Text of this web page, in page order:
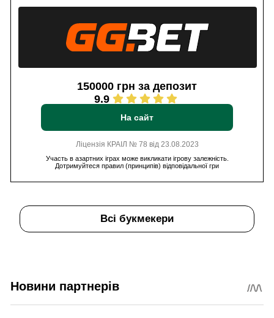
150000 грн за депозит
9.9
На сайт
Ліцензія КРАІЛ № 78 від 23.08.2023
Участь в азартних іграх може викликати ігрову залежність.
Дотримуйтеся правил (принципів) відповідальної гри
Всі букмекери